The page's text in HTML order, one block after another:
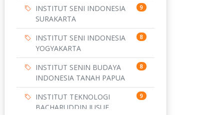
INSTITUT SENI INDONESIA
SURAKARTA
9
INSTITUT SENI INDONESIA
YOGYAKARTA
8
INSTITUT SENIN BUDAYA
INDONESIA TANAH PAPUA
8
INSTITUT TEKNOLOGI
BACHARUDDIN JUSUF
9